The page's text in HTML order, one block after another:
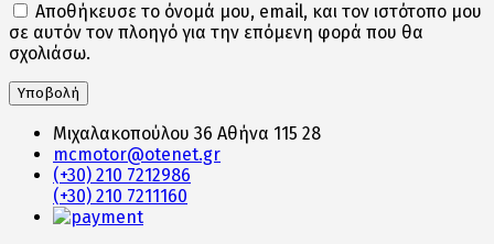
Αποθήκευσε το όνομά μου, email, και τον ιστότοπο μου
σε αυτόν τον πλοηγό για την επόμενη φορά που θα
σχολιάσω.
Μιχαλακοπούλου 36 Αθήνα 115 28
mcmotor@otenet.gr
(+30) 210 7212986
(+30) 210 7211160